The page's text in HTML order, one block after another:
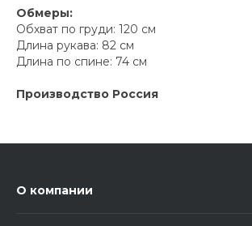
Обмеры:
Обхват по груди: 120 см
Длина рукава: 82 см
Длина по спине: 74 см
Производство Россия
О компании